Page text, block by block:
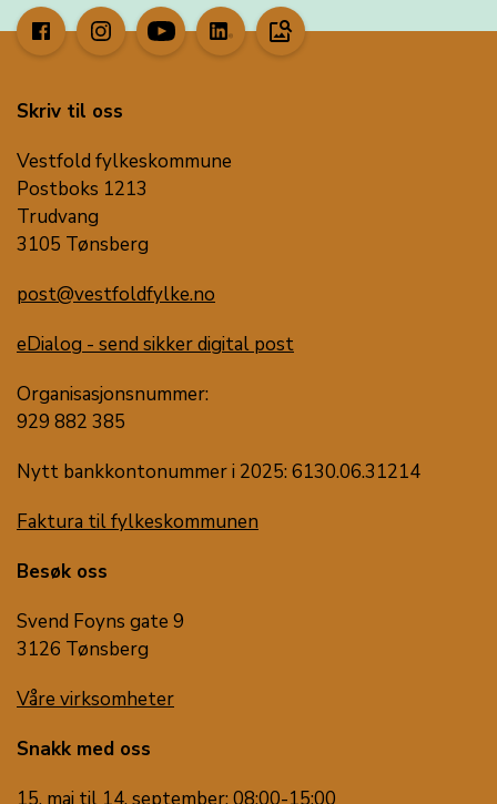
image_search
Skriv til oss
Vestfold fylkeskommune
Postboks 1213
Trudvang
3105 Tønsberg
post@vestfoldfylke.no
eDialog - send sikker digital post
Organisasjonsnummer:
929 882 385
Nytt bankkontonummer i 2025: 6130.06.31214
Faktura til fylkeskommunen
Besøk oss
Svend Foyns gate 9
3126 Tønsberg
Våre virksomheter
Snakk med oss